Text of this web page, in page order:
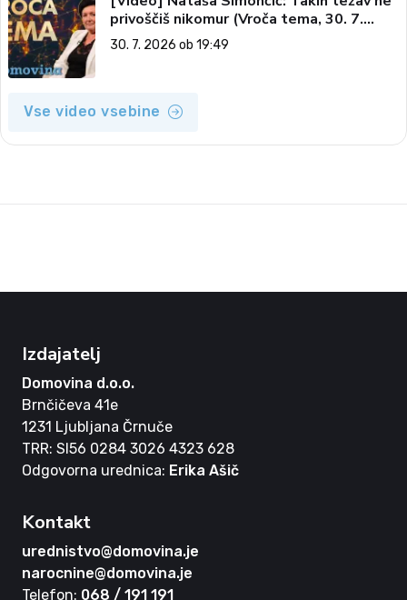
privoščiš nikomur (Vroča tema, 30. 7.
2026)
30. 7. 2026 ob 19:49
Vse video vsebine
Izdajatelj
Domovina d.o.o.
Brnčičeva 41e
1231 Ljubljana Črnuče
TRR: SI56 0284 3026 4323 628
Odgovorna urednica: Erika Ašič
Kontakt
urednistvo@domovina.je
narocnine@domovina.je
Telefon: 068 / 191 191